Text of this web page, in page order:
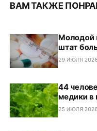
ВАМ ТАКЖЕ
Молодой
штат
29 ИЮЛЯ
44
медики в
25 ИЮЛЯ